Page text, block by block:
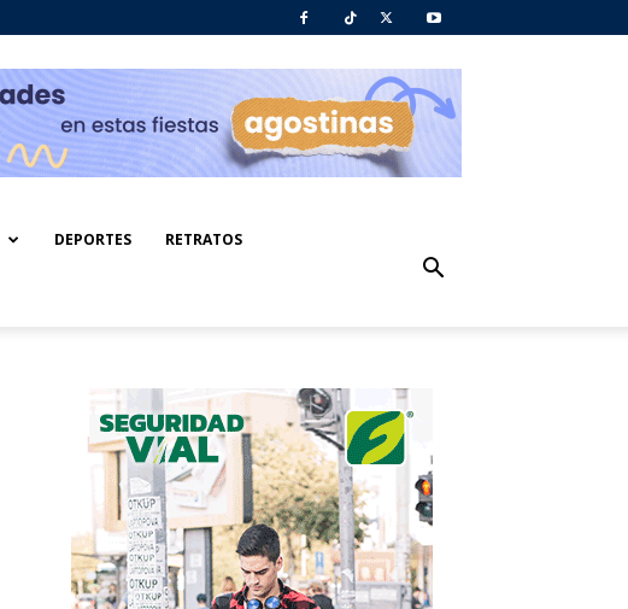
DEPORTES RETRATOS